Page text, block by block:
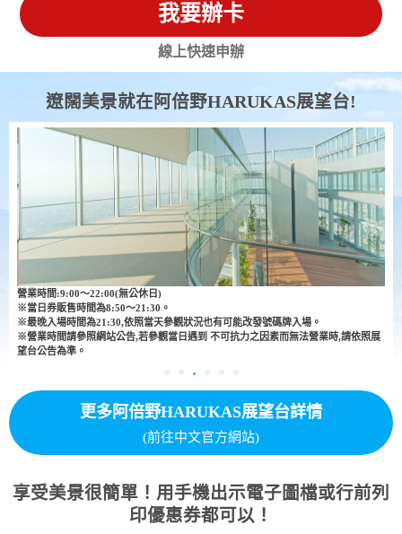
我要辦卡
線上快速申辦
遼闊美景就在阿倍野HARUKAS展望台!
營業時間:9:00～22:00(無公休日)
※當日券販售時間為8:50～21:30。
※最晚入場時間為21:30,依照當天參觀狀況也有可能改發號碼牌入場。
※營業時間請參照網站公告,若參觀當日遇到 不可抗力之因素而無法營業時,請依照展
望台公告為準。
更多阿倍野HARUKAS展望台詳情
(前往中文官方網站)
享受美景很簡單！用手機出示電子圖檔或行前列
印優惠券都可以！